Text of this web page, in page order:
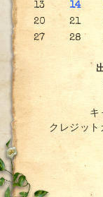
13
14
20
21
27
28
キ
クレジット